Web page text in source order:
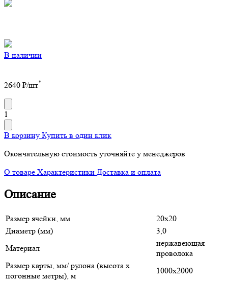
В наличии
2640 ₽/шт*
1
В корзину Купить в один клик
Окончательную стоимость уточняйте у менеджеров
О товаре Характеристики Доставка и оплата
Описание
Размер ячейки, мм
20х20
Диаметр (мм)
3,0
Материал
нержавеющая
проволока
Размер карты, мм/ рулона (высота х
погонные метры), м
1000х2000